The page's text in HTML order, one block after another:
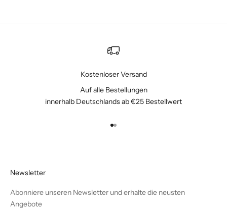
Kostenloser Versand
Auf alle Bestellungen
innerhalb Deutschlands ab €25 Bestellwert
Gehe zu Element 1
Gehe zu Element 2
Newsletter
Abonniere unseren Newsletter und erhalte die neusten
Angebote